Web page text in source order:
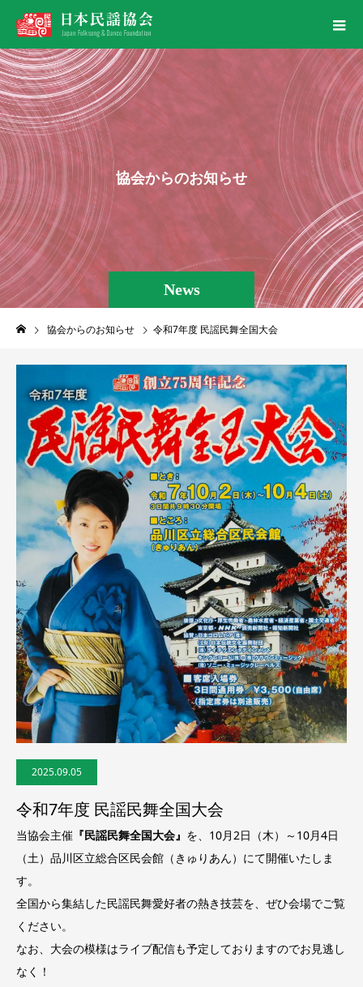
News
協会からのお知 らせ
協会からのお知らせ 令和7年度 民謡民舞全国大会
2025.09.05
令和7年度 民謡民舞全国大会
当協会主催 『民謡民舞全国大会』 を、10月2日（木）～10月4日
（土）品川区立総合区民会館（きゅりあん）にて開催いたしま
す。
全国から集結した民謡民舞愛好者の熱き技芸を、ぜひ会場でご覧
ください。
なお、大会の模様はライブ配信も予定しておりますのでお見逃し
なく！